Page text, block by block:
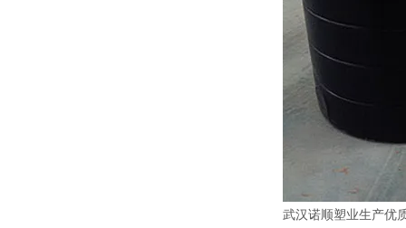
武汉诺顺塑业生产优